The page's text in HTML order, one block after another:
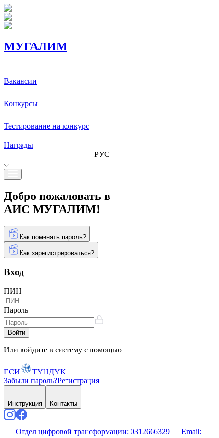
МУГАЛИМ
Вакансии
Конкурсы
Тестирование на конкурс
Награды
РУС
Добро пожаловать в
АИС МУГАЛИМ!
Как поменять пароль?
Как зарегистрироваться?
Вход
ПИН
Пароль
Войти
Или войдите в систему с помощью
ЕСИ
ТҮНДҮК
Забыли пароль?Регистрация
Инструкция Контакты
Отдел цифровой трансформации: 0312666329 Email: